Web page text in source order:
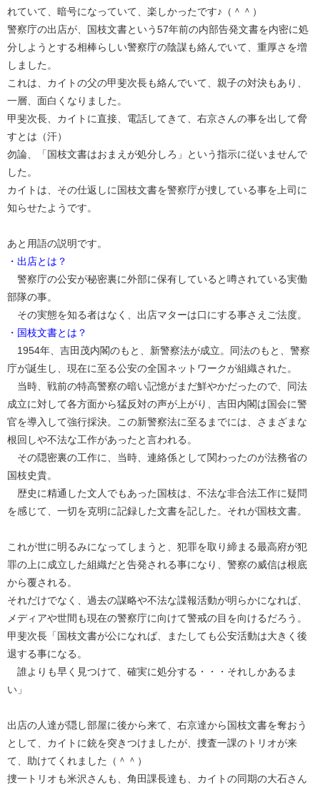
れていて、暗号になっていて、楽しかったです♪（＾＾）
警察庁の出店が、国枝文書という57年前の内部告発文書を内密に処
分しようとする相棒らしい警察庁の陰謀も絡んでいて、重厚さを増
しました。
これは、カイトの父の甲斐次長も絡んでいて、親子の対決もあり、
一層、面白くなりました。
甲斐次長、カイトに直接、電話してきて、右京さんの事を出して脅
すとは（汗）
勿論、「国枝文書はおまえが処分しろ」という指示に従いませんで
した。
カイトは、その仕返しに国枝文書を警察庁が捜している事を上司に
知らせたようです。
あと用語の説明です。
・出店とは？
警察庁の公安が秘密裏に外部に保有していると噂されている実働
部隊の事。
その実態を知る者はなく、出店マターは口にする事さえご法度。
・国枝文書とは？
1954年、吉田茂内閣のもと、新警察法が成立。同法のもと、警察
庁が誕生し、現在に至る公安の全国ネットワークが組織された。
当時、戦前の特高警察の暗い記憶がまだ鮮やかだったので、同法
成立に対して各方面から猛反対の声が上がり、吉田内閣は国会に警
官を導入して強行採決。この新警察法に至るまでには、さまざまな
根回しや不法な工作があったと言われる。
その隠密裏の工作に、当時、連絡係として関わったのが法務省の
国枝史貴。
歴史に精通した文人でもあった国枝は、不法な非合法工作に疑問
を感じて、一切を克明に記録した文書を記した。それが国枝文書。
これが世に明るみになってしまうと、犯罪を取り締まる最高府が犯
罪の上に成立した組織だと告発される事になり、警察の威信は根底
から覆される。
それだけでなく、過去の謀略や不法な諜報活動が明らかになれば、
メディアや世間も現在の警察庁に向けて警戒の目を向けるだろう。
甲斐次長「国枝文書が公になれば、またしても公安活動は大きく後
退する事になる。
誰よりも早く見つけて、確実に処分する・・・それしかあるま
い」
出店の人達が隠し部屋に後から来て、右京達から国枝文書を奪おう
として、カイトに銃を突きつけましたが、捜査一課のトリオが来
て、助けてくれました（＾＾）
捜一トリオも米沢さんも、角田課長達も、カイトの同期の大石さん